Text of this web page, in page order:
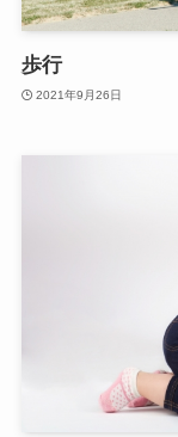
歩行
2021年9月26日